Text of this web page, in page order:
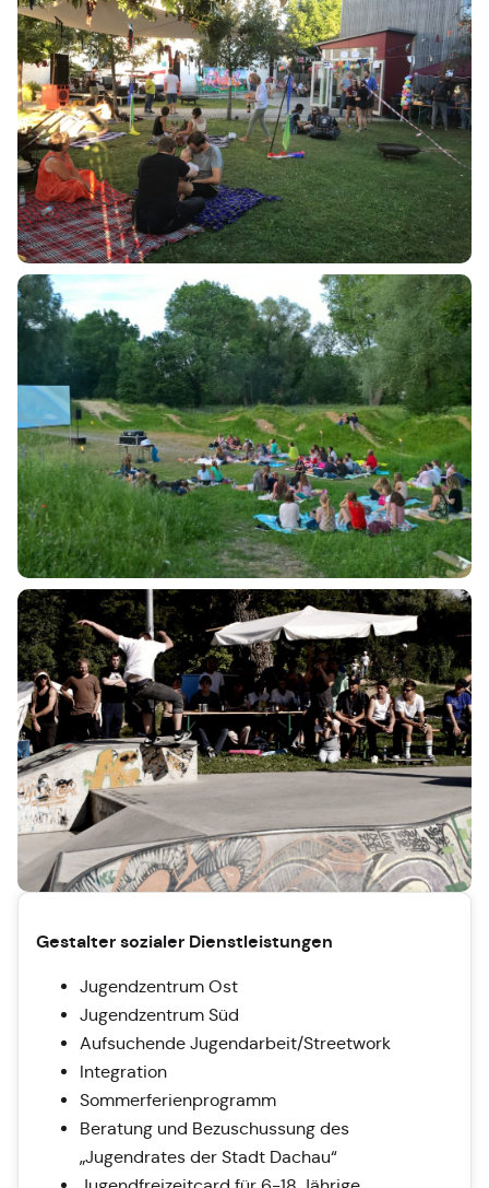
Gestalter sozialer Dienstleistungen
Jugendzentrum Ost
Jugendzentrum Süd
Aufsuchende Jugendarbeit/Streetwork
Integration
Sommerferienprogramm
Beratung und Bezuschussung des
„Jugendrates der Stadt Dachau“